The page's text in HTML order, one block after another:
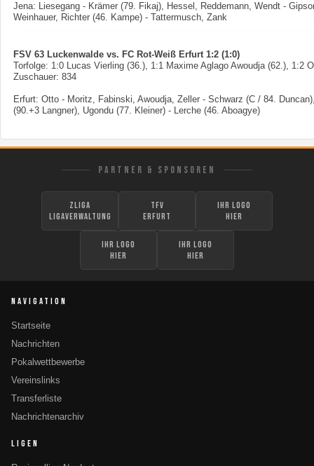
Jena: Liesegang - Krämer (79. Fikaj), Hessel, Reddemann, Wendt -
Weinhauer, Richter (46. Kampe) - Tattermusch, Zank
FSV 63 Luckenwalde vs. FC Rot-Weiß Erfurt 1:2 (1:0)
Torfolge: 1:0 Lucas Vierling (36.), 1:1 Maxime Aglago Awoudja (62.), 1:2
Zuschauer: 834
Erfurt: Otto - Moritz, Fabinski, Awoudja, Zeller - Schwarz (C / 84.
(90.+3 Langner), Ugondu (77. Kleiner) - Lerche (46. Aboagye)
PARTNER & SPONSOREN
zLiga
Ligaverwaltung
TFV
Erfurt
Ihr Logo
hier
Ihr Logo
hier
Ihr Logo
hier
NAVIGATION
Startseite
Nachrichten
Pokalwettbewerbe
Vereinslinks
Transferliste
Nachrichtenarchiv
LIGEN